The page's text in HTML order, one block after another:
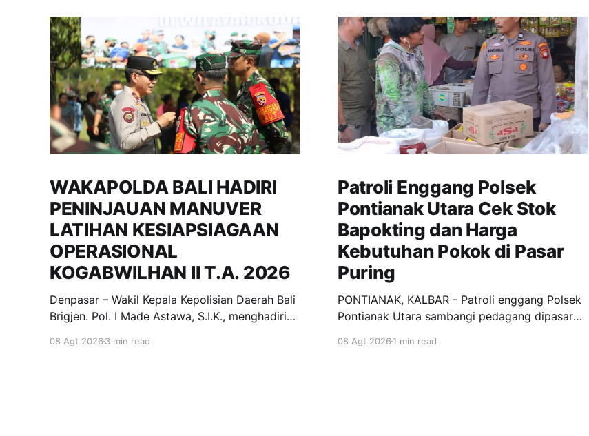
WAKAPOLDA BALI HADIRI
PENINJAUAN MANUVER
LATIHAN KESIAPSIAGAAN
OPERASIONAL
KOGABWILHAN II T.A. 2026
Denpasar – Wakil Kepala Kepolisian Daerah Bali
Brigjen. Pol. I Made Astawa, S.I.K., menghadiri
rangka Latihan Kesiapsiagaan Operasional
08 Agt 2026 3 min read
Patroli Enggang Polsek
Pontianak Utara Cek Stok
Bapokting dan Harga
Kebutuhan Pokok di Pasar
Puring
PONTIANAK, KALBAR - Patroli enggang Polsek
Pontianak Utara sambangi pedagang dipasar
Bahan pokok penting (Bapokting) dan situasi
08 Agt 20261 min read